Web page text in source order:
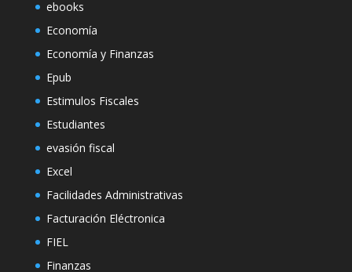
ebooks
Economía
Economía y Finanzas
Epub
Estimulos Fiscales
Estudiantes
evasión fiscal
Excel
Facilidades Administrativas
Facturación Eléctronica
FIEL
Finanzas